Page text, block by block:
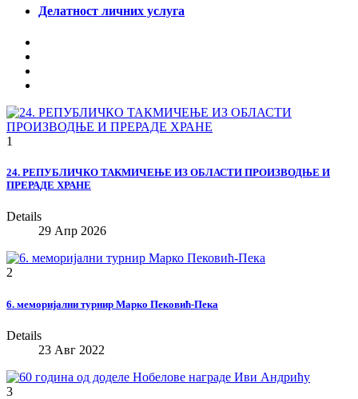
Делатност личних услуга
1
24. РЕПУБЛИЧКО ТАКМИЧЕЊЕ ИЗ ОБЛАСТИ ПРОИЗВОДЊЕ И
ПРЕРАДЕ ХРАНЕ
Details
29 Апр 2026
2
6. меморијални турнир Марко Пековић-Пека
Details
23 Авг 2022
3